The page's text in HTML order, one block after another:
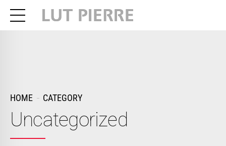
HOME CATEGORY
Uncategorized